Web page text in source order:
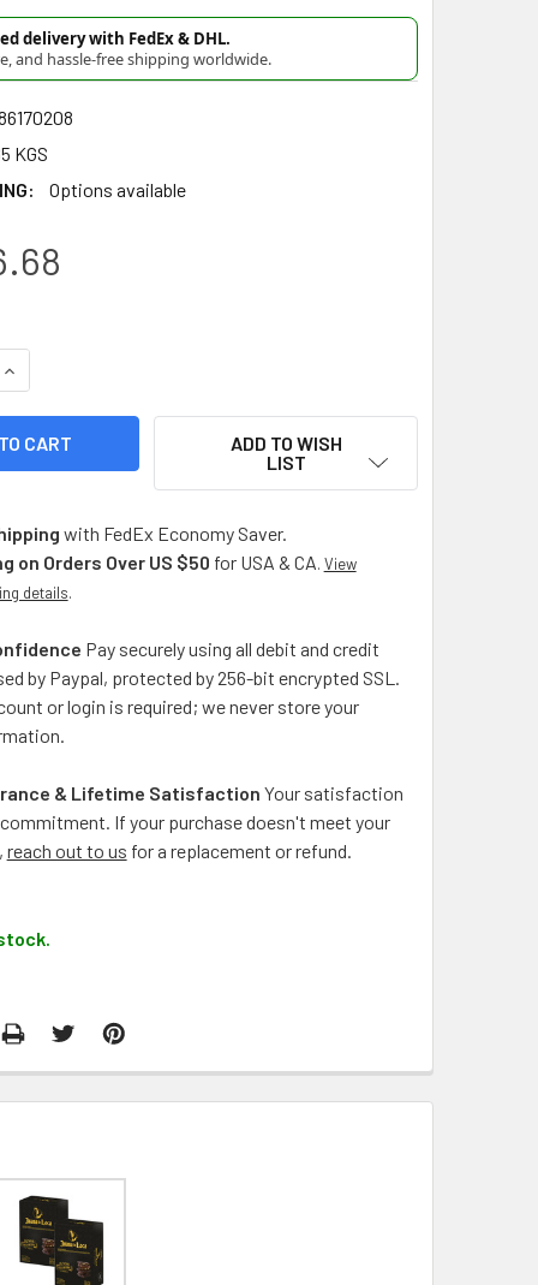
delivery with FedEx & DHL.
and hassle-free shipping worldwide.
KGS
Options available
OF JUANA LA LOCA CLASSIC ALFAJOR FILLED WITH
INCREASE QUANTITY OF JUANA LA LOCA CLASSIC ALFAJOR
ADD TO WISH
LIST
with FedEx Economy Saver.
on Orders Over US $50 for USA & CA. View
details.
Pay securely using all debit and credit
by Paypal, protected by 256-bit encrypted SSL.
or login is required; we never store your
& Lifetime Satisfaction Your satisfaction
If your purchase doesn't meet your
reach out to us for a replacement or refund.